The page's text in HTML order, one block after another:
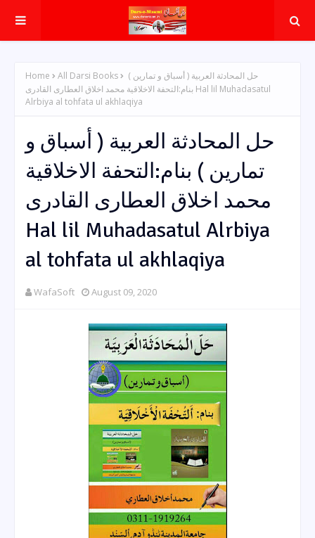
Home All Darsi Books
بنام:التحفة الاخلاقیة محمد اخلاق العطاری القادری Hal lil Muhadasatul
Alrbiya al tohfata ul akhlaqiya
حل المحادثة العربية ( أسباق و
تمارین ) بنام:التحفة الاخلاقیة
محمد اخلاق العطاری القادری
Hal lil Muhadasatul Alrbiya
al tohfata ul akhlaqiya
WafaSoft August 09, 2020